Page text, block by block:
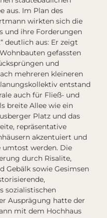
aus. Im Plan des
wirkten sich die
und ihre Forderungen
deutlich aus: Er zeigt
gefassten
und
mehreren kleineren
entstand
auch für Fließ- und
breite Allee wie ein
Platz und das
repräsentative
akzentuiert und
werden. Die
durch Risalite,
Gebälk sowie Gesimsen
sozialistischen
Ausprägung hatte der
mit dem Hochhaus